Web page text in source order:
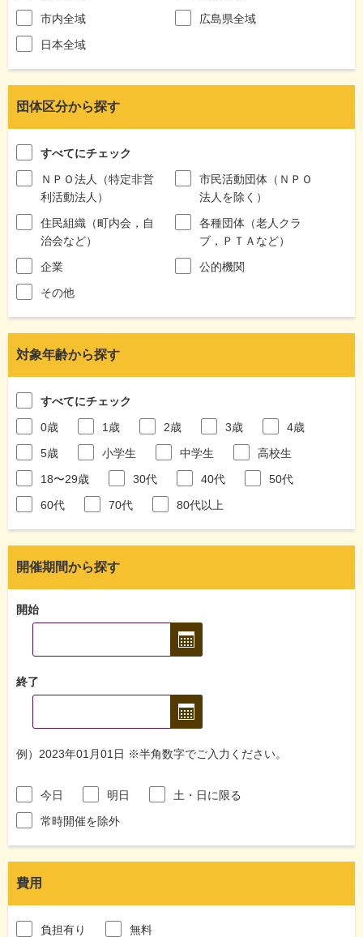
市内全域
広島県全域
日本全域
団体区分から探す
すべてにチェック
ＮＰＯ法人（特定非営
利活動法人）
市民活動団体（ＮＰＯ
法人を除く）
住民組織（町内会，自
治会など）
各種団体（老人クラ
ブ，ＰＴＡなど）
企業
公的機関
その他
対象年齢から探す
すべてにチェック
0歳
1歳 2歳 3歳
4歳
5歳
小学生 中学生
高校生
18〜29歳
30代 40代
50代
60代
70代 80代以上
開催期間から探す
開始
終了
例）2023年01月01日 ※半角数字でご入力ください。
今日 明日
土・日に限る
常時開催を除外
費用
負担有り 無料